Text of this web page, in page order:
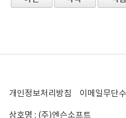
개인정보처리방침
이메일무단
상호명 : (주)엔슨소프트